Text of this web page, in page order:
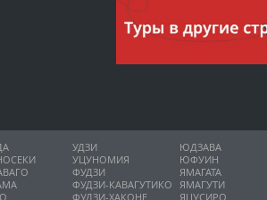
УДЗИ
УЦУНОМИЯ
ФУДЗИ
ФУДЗИ-КАВАГУТИКО
ФУДЗИ-ХАКОНЕ
ЮДЗАВА
ЮФУИН
ЯМАГАТА
ЯМАГУТИ
ЯЦУСИРО